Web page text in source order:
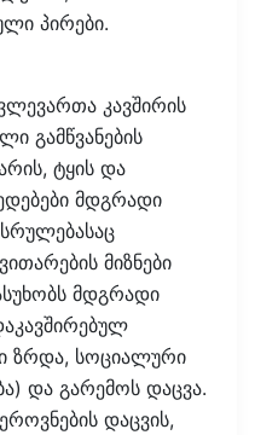
პირები.
კავშირის
გამწვანების
ტყის და
მდგრადი
მიზნები
მდგრადი
ზრდა, სოციალური
და გარემოს დაცვა.
დაცვის,